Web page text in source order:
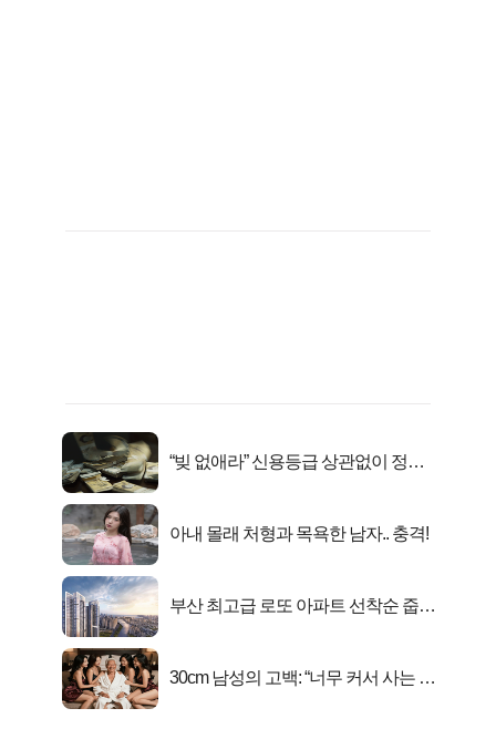
“빚 없애라” 신용등급 상관없이 정부
아내 몰래 처형과 목욕한 남자.. 충격!
부산 최고급 로또 아파트 선착순 줍줍
30cm 남성의 고백: “너무 커서 사는 게